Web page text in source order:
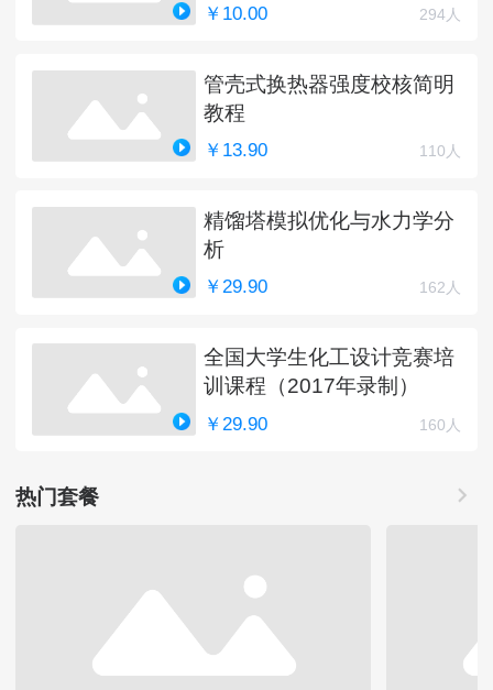
￥10.00 294人
管壳式换热器强度校核简明
教程
￥13.90 110人
精馏塔模拟优化与水力学分
析
￥29.90 162人
全国大学生化工设计竞赛培
训课程（2017年录制）
￥29.90 160人
热门套餐